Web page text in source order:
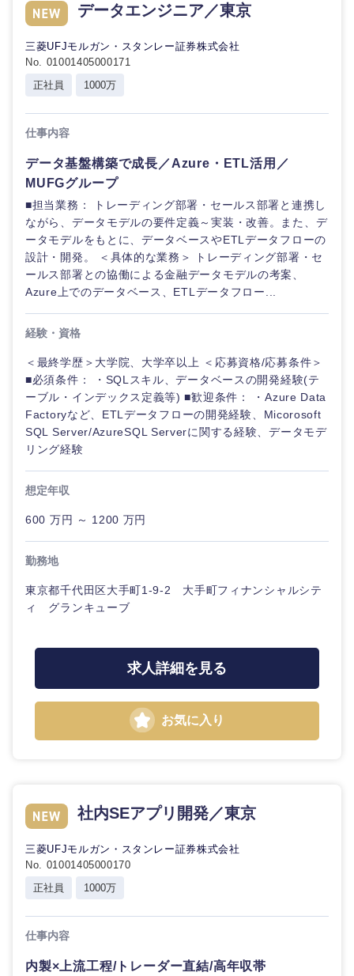
選択する
選択する
選択する
選択する
データエンジニア／東京
三菱UFJモルガン・スタンレー証券株式会社
No. 01001405000171
正社員
1000万
仕事内容
データ基盤構築で成長／Azure・ETL活用／
MUFGグループ
■担当業務： トレーディング部署・セールス部署と連携し
ながら、データモデルの要件定義～実装・改善。また、デ
ータモデルをもとに、データベースやETLデータフローの
設計・開発。 ＜具体的な業務＞ トレーディング部署・セ
ールス部署との協働による金融データモデルの考案、
Azure上でのデータベース、ETLデータフロー...
経験・資格
＜最終学歴＞大学院、大学卒以上 ＜応募資格/応募条件＞
■必須条件： ・SQLスキル、データベースの開発経験(テ
ーブル・インデックス定義等) ■歓迎条件： ・Azure Data
Factoryなど、ETLデータフローの開発経験、Micorosoft
SQL Server/AzureSQL Serverに関する経験、データモデ
リング経験
想定年収
600 万円 ～ 1200 万円
勤務地
東京都千代田区大手町1-9-2 大手町フィナンシャルシテ
ィ グランキューブ
求人詳細を見る
お気に入り
社内SEアプリ開発／東京
三菱UFJモルガン・スタンレー証券株式会社
No. 01001405000170
正社員
1000万
仕事内容
内製×上流工程/トレーダー直結/高年収帯